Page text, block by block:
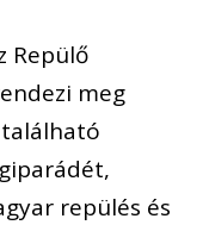
Repülő
meg
repülés és